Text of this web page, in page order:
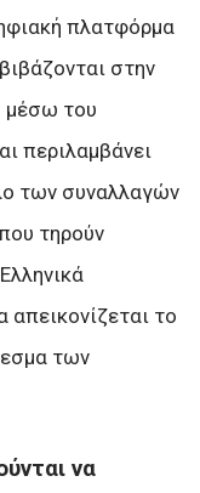
πλατφόρμα
στην
μέσω του
περιλαμβάνει
των συναλλαγών
τηρούν
το
των
να